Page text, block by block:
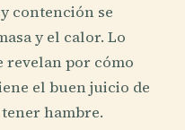
contención se
y el calor. Lo
revelan por cómo
el buen juicio de
hambre.